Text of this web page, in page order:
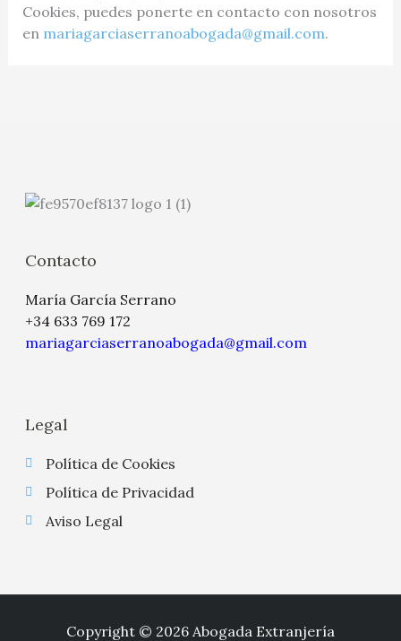
Cookies, puedes ponerte en contacto con nosotros
en mariagarciaserranoabogada@gmail.com.
Contacto
María García Serrano
+34 633 769 172
mariagarciaserranoabogada@gmail.com
Legal
Política de Cookies
Política de Privacidad
Aviso Legal
Copyright © 2026 Abogada Extranjería